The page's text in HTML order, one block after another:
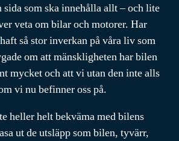
som ska innehålla allt – och lite
veta om bilar och motorer. Har
så stor inverkan på våra liv som
om att mänskligheten har bilen
mycket och att vi utan den inte alls
vi nu befinner oss på.
heller helt bekväma med bilens
ut de utsläpp som bilen, tyvärr,